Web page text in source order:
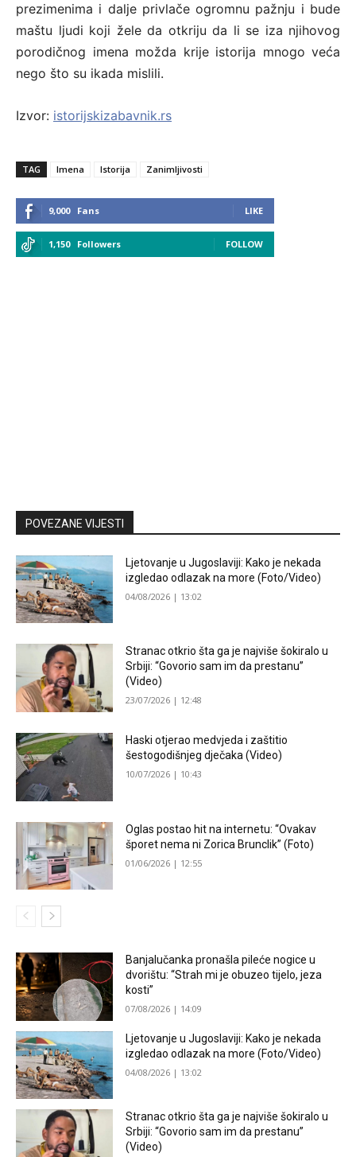
prezimenima i dalje privlače ogromnu pažnju i bude
maštu ljudi koji žele da otkriju da li se iza njihovog
porodičnog imena možda krije istorija mnogo veća
nego što su ikada mislili.
Izvor: istorijskizabavnik.rs
TAG Imena Istorija Zanimljivosti
9,000 Fans LIKE
1,150 Followers FOLLOW
POVEZANE VIJESTI
Ljetovanje u Jugoslaviji: Kako je nekada
izgledao odlazak na more (Foto/Video)
04/08/2026 | 13:02
Stranac otkrio šta ga je najviše šokiralo u
Srbiji: “Govorio sam im da prestanu”
(Video)
23/07/2026 | 12:48
Haski otjerao medvjeda i zaštitio
šestogodišnjeg dječaka (Video)
10/07/2026 | 10:43
Oglas postao hit na internetu: “Ovakav
šporet nema ni Zorica Brunclik” (Foto)
01/06/2026 | 12:55
Banjalučanka pronašla pileće nogice u
dvorištu: “Strah mi je obuzeo tijelo, jeza
kosti”
07/08/2026 | 14:09
Ljetovanje u Jugoslaviji: Kako je nekada
izgledao odlazak na more (Foto/Video)
04/08/2026 | 13:02
Stranac otkrio šta ga je najviše šokiralo u
Srbiji: “Govorio sam im da prestanu”
(Video)